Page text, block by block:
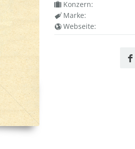
Konzern:
Marke:
Webseite: